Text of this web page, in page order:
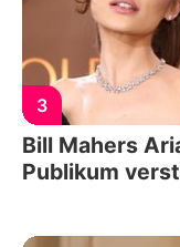
3
Bill Mahers
Publikum